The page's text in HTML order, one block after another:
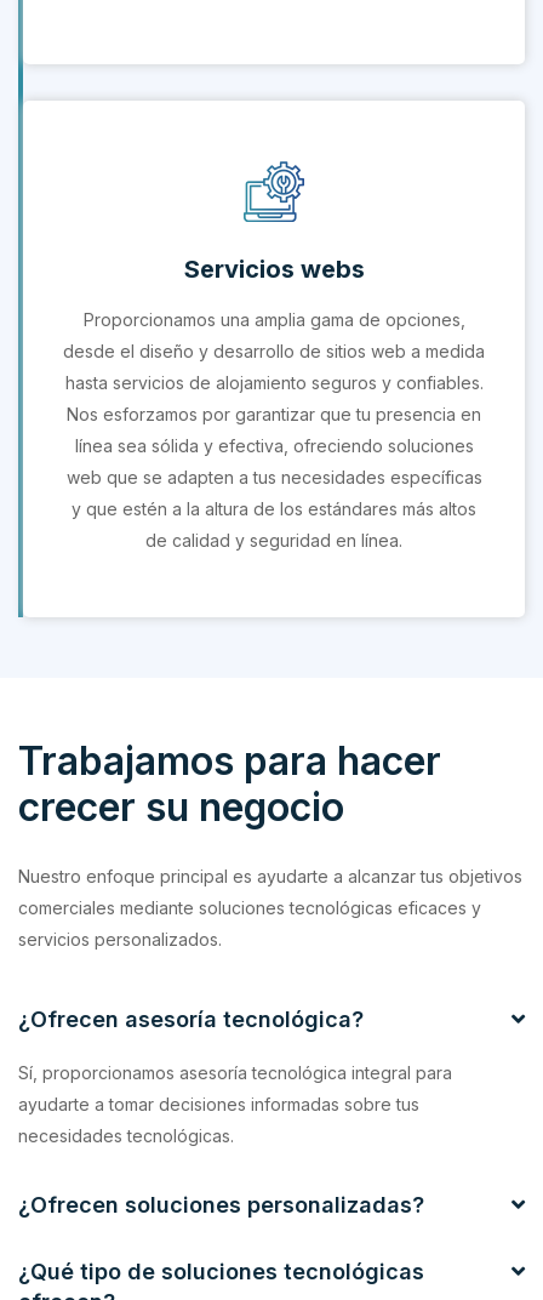
Servicios webs
Proporcionamos una amplia gama de opciones,
desde el diseño y desarrollo de sitios web a medida
hasta servicios de alojamiento seguros y confiables.
Nos esforzamos por garantizar que tu presencia en
línea sea sólida y efectiva, ofreciendo soluciones
web que se adapten a tus necesidades específicas
y que estén a la altura de los estándares más altos
de calidad y seguridad en línea.
Trabajamos para hacer
crecer su negocio
Nuestro enfoque principal es ayudarte a alcanzar tus objetivos
comerciales mediante soluciones tecnológicas eficaces y
servicios personalizados.
¿Ofrecen asesoría tecnológica?
Sí, proporcionamos asesoría tecnológica integral para
ayudarte a tomar decisiones informadas sobre tus
necesidades tecnológicas.
¿Ofrecen soluciones personalizadas?
¿Qué tipo de soluciones tecnológicas